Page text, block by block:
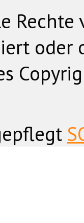
Rechte
oder